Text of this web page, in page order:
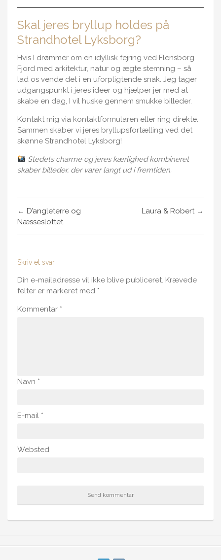
Skal jeres bryllup holdes på
Strandhotel Lyksborg?
Hvis I drømmer om en idyllisk fejring ved Flensborg
Fjord med arkitektur, natur og ægte stemning – så
lad os vende det i en uforpligtende snak. Jeg tager
udgangspunkt i jeres ideer og hjælper jer med at
skabe en dag, I vil huske gennem smukke billeder.
Kontakt mig via kontaktformularen eller ring direkte.
Sammen skaber vi jeres bryllupsfortælling ved det
skønne Strandhotel Lyksborg!
Stedets charme og jeres kærlighed kombineret
skaber billeder, der varer langt ud i fremtiden.
← D’angleterre og
Næsseslottet
Laura & Robert→
Skriv et svar
Din e-mailadresse vil ikke blive publiceret. Krævede
felter er markeret med *
Kommentar *
Navn *
E-mail *
Websted